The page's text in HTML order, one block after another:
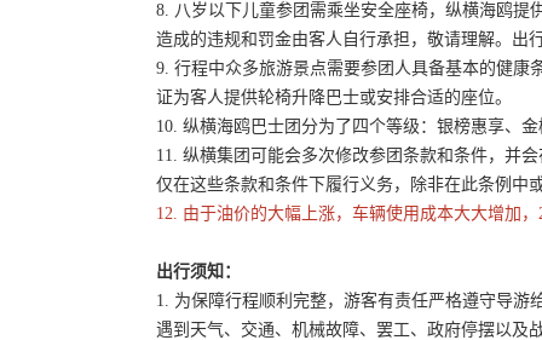
8. 八岁以下儿童参团需乘坐安全座椅，纵横海鸥提
造成的违规和罚金由客人自行承担，敬请理解。出
9. 行程中众多旅游景点需要参团人具备基本的健
证为客人提供轮椅升降巴士或安排合适的座位。
10. 纵横海鸥巴士团分为了四个等级：银榜惠享、
11. 纵横集团可能会多次修改参团条款和条件，并
仅在这些条款和条件下履行义务，除非在此条例中
12. 由于油价的大幅上涨，车辆使用成本大大增加
出行须知：
1. 为保障行程顺利完整，游客有责任严格遵守导
遇到天气、交通、机械故障、罢工、政府停摆以及